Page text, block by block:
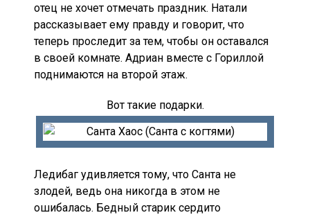
отец не хочет отмечать праздник. Натали
рассказывает ему правду и говорит, что
теперь проследит за тем, чтобы он оставался
в своей комнате. Адриан вместе с Гориллой
поднимаются на второй этаж.
Вот такие подарки.
Ледибаг удивляется тому, что Санта не
злодей, ведь она никогда в этом не
ошибалась. Бедный старик сердито